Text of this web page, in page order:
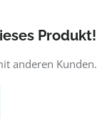
Produkt!
anderen Kunden.